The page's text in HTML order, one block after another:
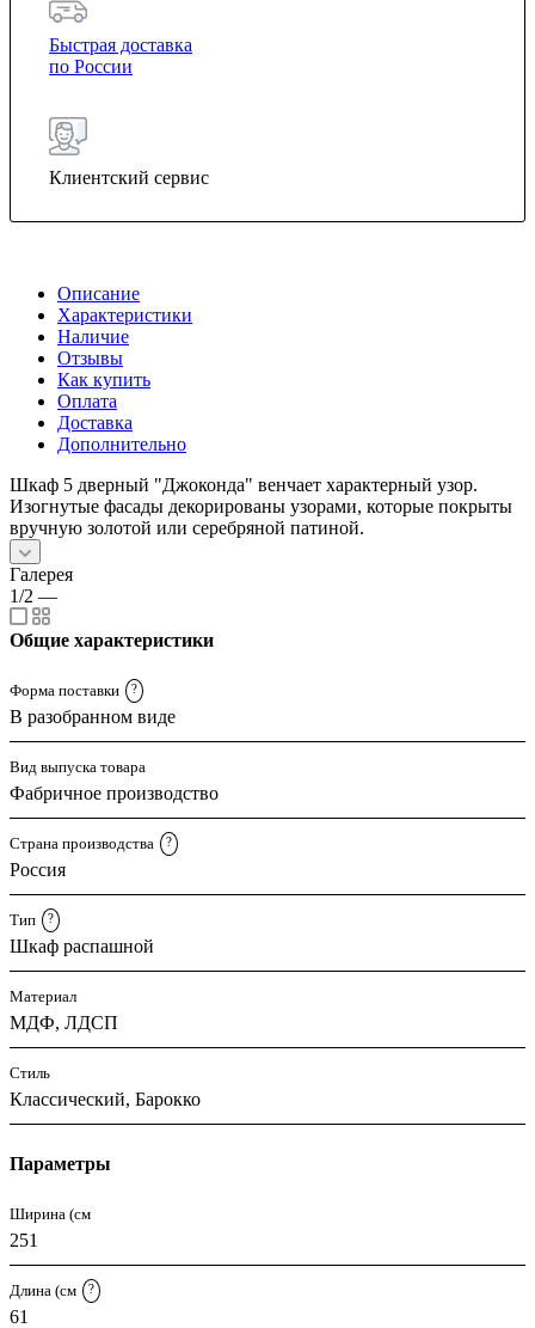
Быстрая доставка
по России
Клиентский сервис
Описание
Характеристики
Наличие
Отзывы
Как купить
Оплата
Доставка
Дополнительно
Шкаф 5 дверный "Джоконда" венчает характерный узор.
Изогнутые фасады декорированы узорами, которые покрыты
вручную золотой или серебряной патиной.
Галерея
1/2 —
Общие характеристики
Форма поставки ?
В разобранном виде
Вид выпуска товара
Фабричное производство
Страна производства ?
Россия
Тип ?
Шкаф распашной
Материал
МДФ, ЛДСП
Стиль
Классический, Барокко
Параметры
Ширина (см
251
Длина (см ?
61